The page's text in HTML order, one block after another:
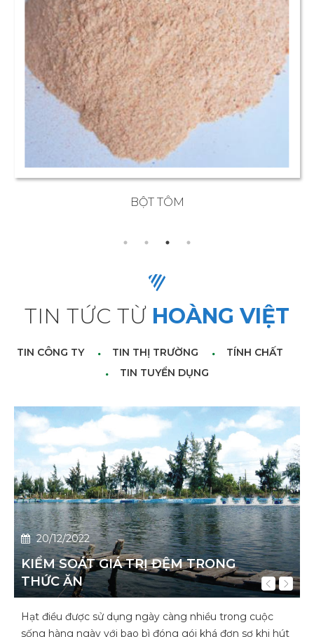
BỘT TÔM
TIN TỨC TỪ HOÀNG VIỆT
TIN CÔNG TY TIN THỊ TRƯỜNG
TÍNH CHẤT
TIN TUYỂN DỤNG
20/12/2022
KIỂM SOÁT GIÁ TRỊ ĐỆM TRONG
THỨC ĂN
Hạt điều được sử dụng ngày càng nhiều trong cuộc
sống hàng ngày với bao bì đóng gói khá đơn sơ khi hút
20/12/2022
THỊ TRƯỜNG NGUYÊN LIỆU NỘI RƠI
VÀO TAY 'ÔNG LỚN NGOẠI'
Là nước nông nghiệp, thế nhưng chăn nuôi , lĩnh vực
béo bở tại VN lại nằm trong tay các doanh nghiệp nước